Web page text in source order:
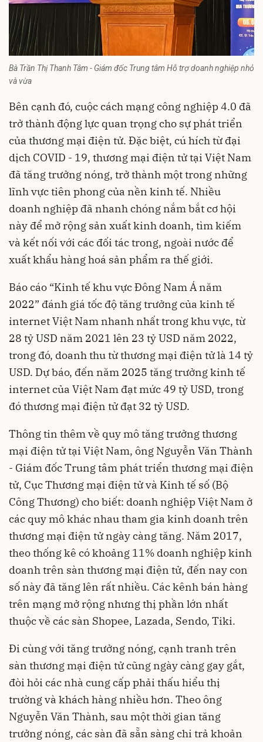
Bà Trần Thị Thanh Tâm - Giám đốc Trung tâm Hỗ trợ doanh nghiệp nhỏ
và vừa
Bên cạnh đó, cuộc cách mạng công nghiệp 4.0 đã
trở thành động lực quan trọng cho sự phát triển
của thương mại điện tử. Đặc biệt, cú hích từ đại
dịch COVID - 19, thương mại điện tử tại Việt Nam
đã tăng trưởng nóng, trở thành một trong những
lĩnh vực tiên phong của nền kinh tế. Nhiều
doanh nghiệp đã nhanh chóng nắm bắt cơ hội
này để mở rộng sản xuất kinh doanh, tìm kiếm
và kết nối với các đối tác trong, ngoài nước để
xuất khẩu hàng hoá sản phẩm ra thế giới.
Báo cáo “Kinh tế khu vực Đông Nam Á năm
2022” đánh giá tốc độ tăng trưởng của kinh tế
internet Việt Nam nhanh nhất trong khu vực, từ
28 tỷ USD năm 2021 lên 23 tỷ USD năm 2022,
trong đó, doanh thu từ thương mại điện tử là 14 tỷ
USD. Dự báo, đến năm 2025 tăng trưởng kinh tế
internet của Việt Nam đạt mức 49 tỷ USD, trong
đó thương mại điện tử đạt 32 tỷ USD.
Thông tin thêm về quy mô tăng trưởng thương
mại điện tử tại Việt Nam, ông Nguyễn Văn Thành
- Giám đốc Trung tâm phát triển thương mại điện
tử, Cục Thương mại điện tử và Kinh tế số (Bộ
Công Thương) cho biết: doanh nghiệp Việt Nam ở
các quy mô khác nhau tham gia kinh doanh trên
thương mại điện tử ngày càng tăng. Năm 2017,
theo thống kê có khoảng 11% doanh nghiệp kinh
doanh trên sàn thương mại điện tử, đến nay con
số này đã tăng lên rất nhiều. Các kênh bán hàng
trên mạng mở rộng nhưng thị phần lớn nhất
thuộc về các sàn Shopee, Lazada, Sendo, Tiki.
Đi cùng với tăng trưởng nóng, cạnh tranh trên
sàn thương mại điện tử cũng ngày càng gay gắt,
đòi hỏi các nhà cung cấp phải thấu hiểu thị
trường và khách hàng nhiều hơn. Theo ông
Nguyễn Văn Thành, sau một thời gian tăng
trưởng nóng, các sàn đã sẵn sàng chi trả khoản